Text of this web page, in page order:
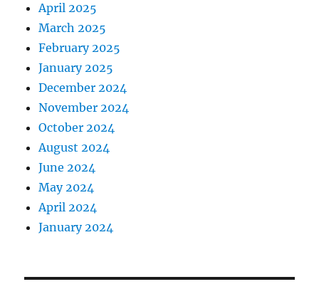
April 2025
March 2025
February 2025
January 2025
December 2024
November 2024
October 2024
August 2024
June 2024
May 2024
April 2024
January 2024